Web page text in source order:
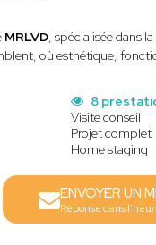
MRLVD, spécialisée dans la
où esthétique,
8
Visite conseil
Projet complet
Home staging
ENVOYER UN
Réponse dans